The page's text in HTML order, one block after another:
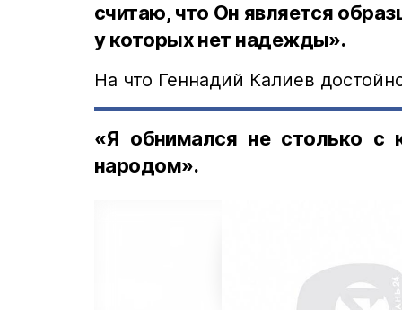
считаю, что Он является
у которых нет надежды».
На что Геннадий Калиев
«Я обнимался не столько с
народом».